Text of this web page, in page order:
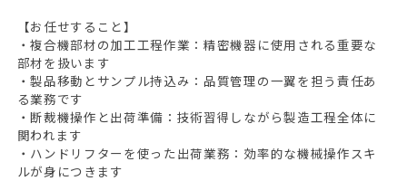
【お任せすること】
・複合機部材の加工工程作業：精密機器に使用される重要な
部材を扱います
・製品移動とサンプル持込み：品質管理の一翼を担う責任あ
る業務です
・断裁機操作と出荷準備：技術習得しながら製造工程全体に
関われます
・ハンドリフターを使った出荷業務：効率的な機械操作スキ
ルが身につきます